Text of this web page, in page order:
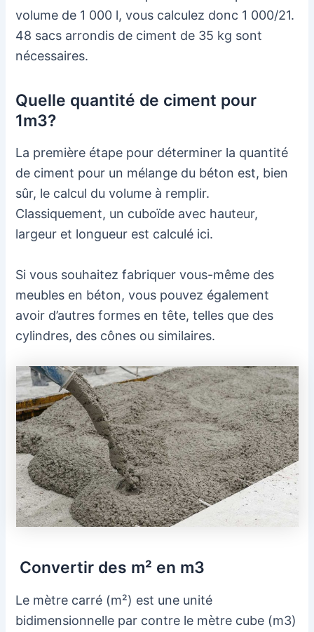
volume de 1 000 l, vous calculez donc 1 000/21.
48 sacs arrondis de ciment de 35 kg sont
nécessaires.
Quelle quantité de ciment pour
1m3?
La première étape pour déterminer la quantité
de ciment pour un mélange du béton est, bien
sûr, le calcul du volume à remplir.
Classiquement, un cuboïde avec hauteur,
largeur et longueur est calculé ici.
Si vous souhaitez fabriquer vous-même des
meubles en béton, vous pouvez également
avoir d’autres formes en tête, telles que des
cylindres, des cônes ou similaires.
Convertir des m² en m3
Le mètre carré (m²) est une unité
bidimensionnelle par contre le mètre cube (m3)